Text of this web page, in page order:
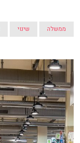
ממשלה שינוי